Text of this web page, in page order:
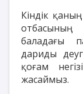
Кіндік
баладағы
дариды
қоғам
жасаймыз.